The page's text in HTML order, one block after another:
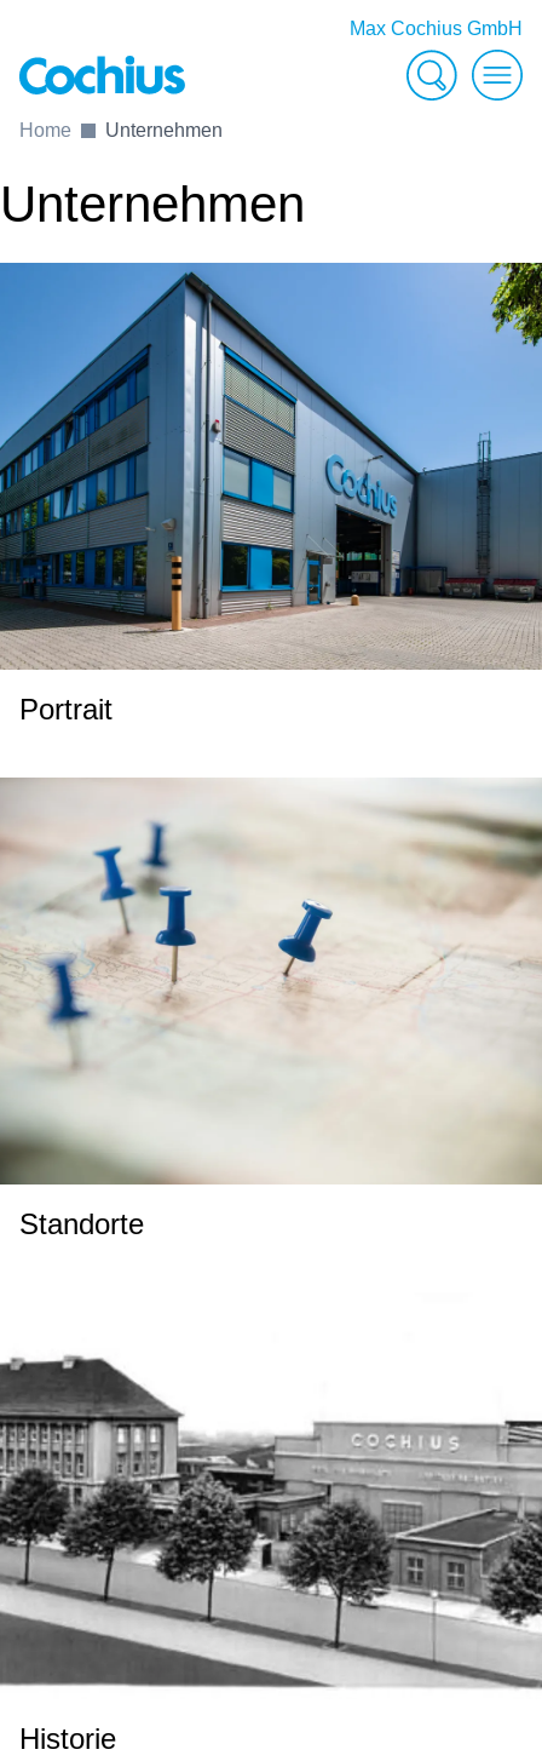
Max Cochius GmbH
Suche
Home Unternehmen
Unternehmen
Portrait
Standorte
Historie